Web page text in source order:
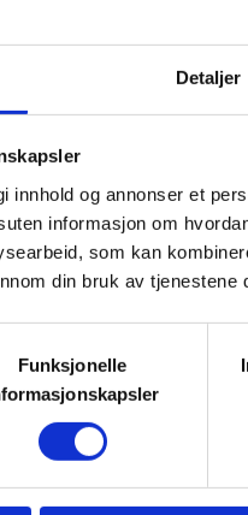
Detaljer
innhold og annonser et
informasjon om
som kan
din bruk av tjenestene
Funksjonelle
går på turveier,
vær. Turene varer
ender ved Rykkinn
velkomne inn for
ønsker det.
påmelding.
Ta gjerne
til på våre turer.
opp senest 10 min før